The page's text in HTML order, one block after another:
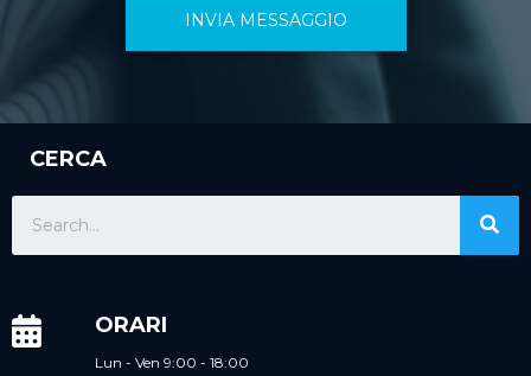
CERCA
ORARI
Lun - Ven 9:00 - 18:00